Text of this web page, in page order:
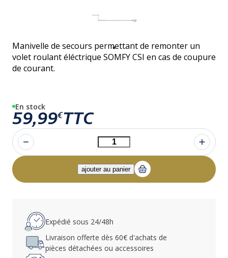
Manivelle de secours permettant de remonter un
volet roulant éléctrique SOMFY CSI en cas de coupure
de courant.
En stock
59,99€TTC
Expédié sous 24/48h
Livraison offerte dès 60€ d'achats de
pièces détachées ou accessoires